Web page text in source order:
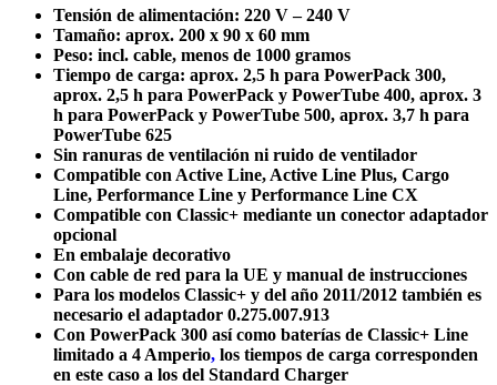
Tensión de alimentación: 220 V – 240 V
Tamaño: aprox. 200 x 90 x 60 mm
Peso: incl. cable, menos de 1000 gramos
Tiempo de carga: aprox. 2,5 h para PowerPack 300,
aprox. 2,5 h para PowerPack y PowerTube 400, aprox. 3
h para PowerPack y PowerTube 500, aprox. 3,7 h para
PowerTube 625
Sin ranuras de ventilación ni ruido de ventilador
Compatible con Active Line, Active Line Plus, Cargo
Line, Performance Line y Performance Line CX
Compatible con Classic+ mediante un conector adaptador
opcional
En embalaje decorativo
Con cable de red para la UE y manual de instrucciones
Para los modelos Classic+ y del año 2011/2012 también es
necesario el adaptador 0.275.007.913
Con PowerPack 300 así como baterías de Classic+ Line
limitado a 4 Amperio, los tiempos de carga corresponden
en este caso a los del Standard Charger